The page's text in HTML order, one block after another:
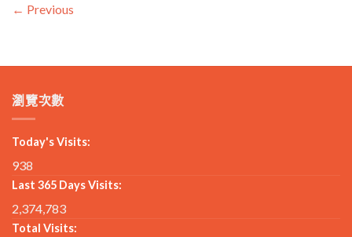
← Previous
瀏覽次數
Today's Visits:
938
Last 365 Days Visits:
2,374,783
Total Visits: